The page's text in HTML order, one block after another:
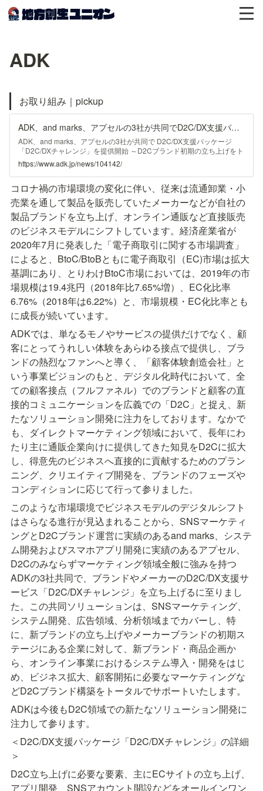
ADK
お取り組み｜pickup
ADK、and marks、アプセルの3社が共同でD2C/DX支援パッケージ「D2C/DXチャレンジ」を提供開始 | News | ADK
ADK、and marks、アプセルの3社が共同で D2C/DX支援パッケージ
「D2C/DXチャレンジ」を提供開始 ～D2Cブランド初期の立ち上げをト
ータルでサポート～ 株式会社ADKマーケティング・ソリューションズ
（本社：東京都港区、代表取締役社長 植野伸一、以下「ADK」）は、
D2Cブランド企画・開発・運営を手掛けるand marks株式会社（本社：
東京都新宿区、代表取締役社長 三輪武寛、以下
https://www.adk.jp/news/104142/
コロナ禍の市場環境の変化に伴い、従来は流通卸業・小
売業を通して製品を販売していたメーカーなどが自社の
製品ブランドを立ち上げ、オンライン通販など直接販売
のビジネスモデルにシフトしています。経済産業省が
2020年7月に発表した「電子商取引に関する市場調査」
によると、BtoC/BtoBともに電子商取引（EC)市場は拡大
基調にあり、とりわけBtoC市場においては、2019年の市
場規模は19.4兆円（2018年比7.65%増）、EC化比率
6.76%（2018年は6.22%）と、市場規模・EC化比率とも
に成長が続いています。
ADKでは、単なるモノやサービスの提供だけでなく、顧
客にとってうれしい体験をあらゆる接点で提供し、ブラ
ンドの熱烈なファンへと導く、「顧客体験創造会社」と
いう事業ビジョンのもと、デジタル化時代において、全
ての顧客接点（フルファネル）でのブランドと顧客の直
接的コミュニケーションを広義での「D2C」と捉え、新
たなソリューション開発に注力をしております。なかで
も、ダイレクトマーケティング領域において、長年にわ
たり主に通販企業向けに提供してきた知見をD2Cに拡大
し、得意先のビジネスへ直接的に貢献するためのプラン
ニング、クリエイティブ開発を、ブランドのフェーズや
コンディションに応じて行って参りました。
このような市場環境でビジネスモデルのデジタルシフト
はさらなる進行が見込まれることから、SNSマーケティ
ングとD2Cブランド運営に実績のあるand marks、システ
ム開発およびスマホアプリ開発に実績のあるアプセル、
D2Cのみならずマーケティング領域全般に強みを持つ
ADKの3社共同で、ブランドやメーカーのD2C/DX支援サ
ービス「D2C/DXチャレンジ」を立ち上げるに至りまし
た。この共同ソリューションは、SNSマーケティング、
システム開発、広告領域、分析領域までカバーし、特
に、新ブランドの立ち上げやメーカーブランドの初期ス
テージにある企業に対して、新ブランド・商品企画か
ら、オンライン事業におけるシステム導入・開発をはじ
め、ビジネス拡大、顧客開拓に必要なマーケティングな
どD2Cブランド構築をトータルでサポートいたします。
ADKは今後もD2C領域での新たなソリューション開発に
注力して参ります。
＜D2C/DX支援パッケージ「D2C/DXチャレンジ」の詳細
＞
D2C立ち上げに必要な要素、主にECサイトの立ち上げ、
アプリ開発、SNSアカウント開設などをオールインワン